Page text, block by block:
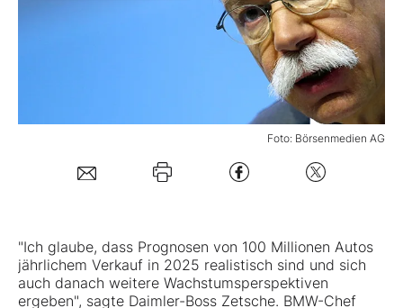
Foto: Börsenmedien AG
"Ich glaube, dass Prognosen von 100 Millionen Autos
jährlichem Verkauf in 2025 realistisch sind und sich
auch danach weitere Wachstumsperspektiven
ergeben", sagte Daimler-Boss Zetsche. BMW-Chef